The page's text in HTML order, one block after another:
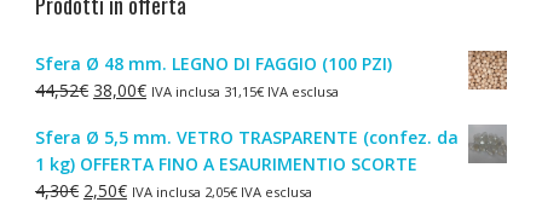
Sfera Ø 48 mm. LEGNO DI FAGGIO (100 PZI)
44,52€ Il
originale
era:
44,52€.
38,00€Il
attuale
è:
38,00€.
IVA inclusa 31,15€IVA esclusa
Sfera Ø 5,5 mm. VETRO TRASPARENTE (confez. da
1 kg) OFFERTA FINO A ESAURIMENTIO SCORTE
4,30€ Il
2,50€IlIVA inclusa 2,05€IVA esclusa